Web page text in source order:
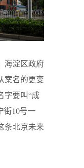
海淀区政府
案名的更变
字要叫“成
街10号一
条北京未来